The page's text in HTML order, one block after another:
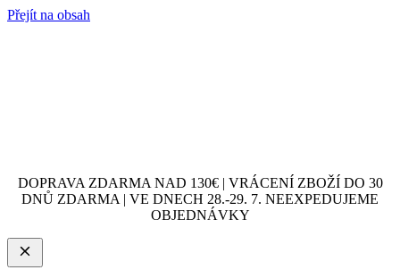
Přejít na obsah
DOPRAVA ZDARMA NAD 130€ | VRÁCENÍ ZBOŽÍ DO 30
DNŮ ZDARMA | VE DNECH 28.-29. 7. NEEXPEDUJEME
OBJEDNÁVKY